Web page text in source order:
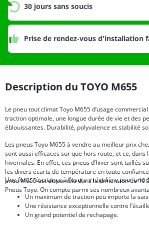
30 jours sans soucis
Prise de rendez-vous d'installation
Description du TOYO M655
Le pneu tout climat Toyo M655 d’usage
traction optimale, une longue durée de vie et des
éblouissantes. Durabilité, polyvalence et stabilité
Les pneus Toyo M655 à vendre au meilleur prix
sont aussi efficaces sur que hors route, et ce, dans
hivernales. En effet, ces pneus d’hiver sont taillés
les divers écarts de température en toute
pneu M655 est disponible dans la dimension de
Pneus Toyo. On compte parmi ses nombreux
Une forte résistance à l’usure irrégulière pour une
Un maximum de traction peu importe la
Une résistance exceptionnelle contre
Un grand potentiel de rechapage.